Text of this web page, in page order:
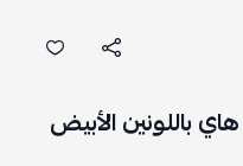
باللونين الأبيض